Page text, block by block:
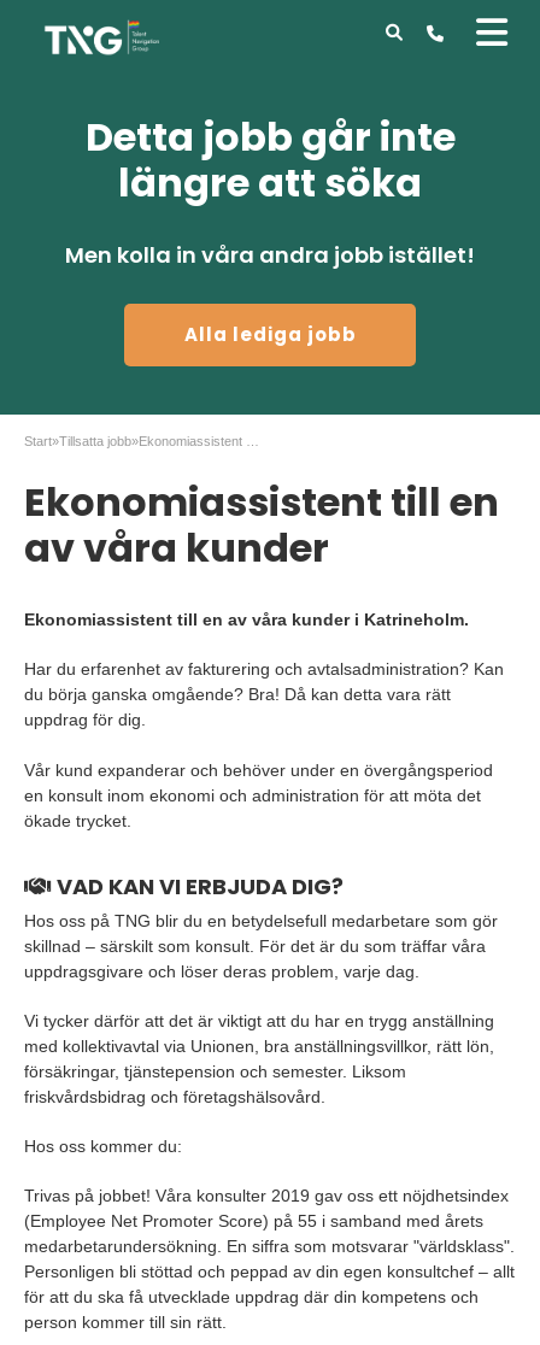
Detta jobb går inte
längre att söka
Men kolla in våra andra jobb istället!
Alla lediga jobb
Start»Tillsatta jobb»
Ekonomiassistent till en
av våra kunder
Ekonomiassistent till en av våra kunder i Katrineholm.
Har du erfarenhet av fakturering och avtalsadministration? Kan
du börja ganska omgående? Bra! Då kan detta vara rätt
uppdrag för dig.
Vår kund expanderar och behöver under en övergångsperiod
en konsult inom ekonomi och administration för att möta det
ökade trycket.
VAD KAN VI ERBJUDA DIG?
Hos oss på TNG blir du en betydelsefull medarbetare som gör
skillnad – särskilt som konsult. För det är du som träffar våra
uppdragsgivare och löser deras problem, varje dag.
Vi tycker därför att det är viktigt att du har en trygg anställning
med kollektivavtal via Unionen, bra anställningsvillkor, rätt lön,
försäkringar, tjänstepension och semester. Liksom
friskvårdsbidrag och företagshälsovård.
Hos oss kommer du:
Trivas på jobbet! Våra konsulter 2019 gav oss ett nöjdhetsindex
(Employee Net Promoter Score) på 55 i samband med årets
medarbetarundersökning. En siffra som motsvarar "världsklass".
Personligen bli stöttad och peppad av din egen konsultchef – allt
för att du ska få utvecklade uppdrag där din kompetens och
person kommer till sin rätt.